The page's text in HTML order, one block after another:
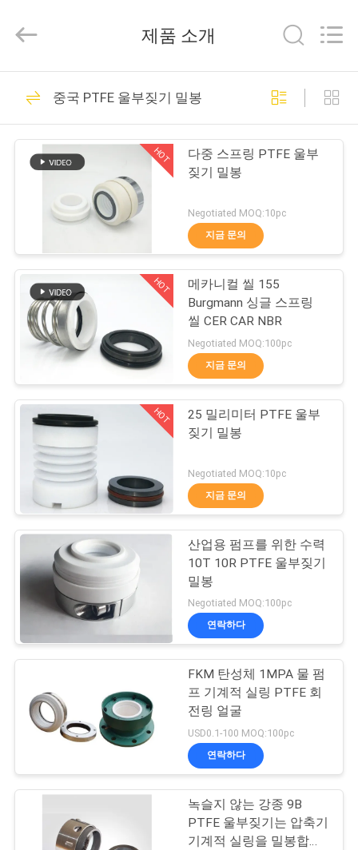
제
영
리
에
여
공
장
행
관
Hefei
Trade
Reserved.
펌프 메커니컬 실
160
산업적 메커니컬 실
137
단일의 스프링 기계
적 실링
그룬트포스는 기계
적 실링을 펌핑합니
다
O링 기계적 실링
74
제품 소개
중국 PTFE 울부짖기 밀봉
HOT
다중 스프링 PTFE 울부
짖기 밀봉
Negotiated MOQ:10pc
지금 문의
HOT
메카니컬 씰 155
Burgmann 싱글 스프링
씰 CER CAR NBR
Negotiated MOQ:100pc
지금 문의
HOT
25 밀리미터 PTFE 울부
짖기 밀봉
Negotiated MOQ:10pc
지금 문의
산업용 펌프를 위한 수력
10T 10R PTFE 울부짖기
밀봉
Negotiated MOQ:100pc
연락하다
FKM 탄성체 1MPA 물 펌
프 기계적 실링 PTFE 회
전링 얼굴
USD0.1-100 MOQ:100pc
연락하다
녹슬지 않는 강종 9B
PTFE 울부짖기는 압축기
기계적 실링을 밀봉합니